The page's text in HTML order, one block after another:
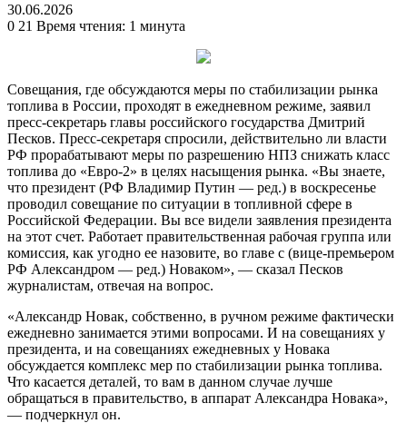
30.06.2026
0 21 Время чтения: 1 минута
Совещания, где обсуждаются меры по стабилизации рынка
топлива в России, проходят в ежедневном режиме, заявил
пресс-секретарь главы российского государства Дмитрий
Песков. Пресс-секретаря спросили, действительно ли власти
РФ прорабатывают меры по разрешению НПЗ снижать класс
топлива до «Евро-2» в целях насыщения рынка. «Вы знаете,
что президент (РФ Владимир Путин — ред.) в воскресенье
проводил совещание по ситуации в топливной сфере в
Российской Федерации. Вы все видели заявления президента
на этот счет. Работает правительственная рабочая группа или
комиссия, как угодно ее назовите, во главе с (вице-премьером
РФ Александром — ред.) Новаком», — сказал Песков
журналистам, отвечая на вопрос.
«Александр Новак, собственно, в ручном режиме фактически
ежедневно занимается этими вопросами. И на совещаниях у
президента, и на совещаниях ежедневных у Новака
обсуждается комплекс мер по стабилизации рынка топлива.
Что касается деталей, то вам в данном случае лучше
обращаться в правительство, в аппарат Александра Новака»,
— подчеркнул он.